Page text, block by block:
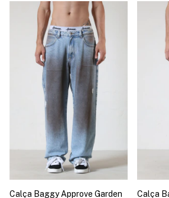
Calça Baggy Approve Garden
Calça